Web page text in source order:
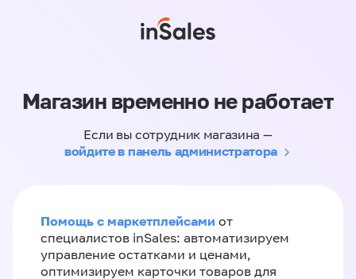
Магазин временно не работает
Если вы сотрудник магазина —
войдите в панель администратора
Помощь с маркетплейсами от
специалистов inSales: автоматизируем
управление остатками и ценами,
оптимизируем карточки товаров для